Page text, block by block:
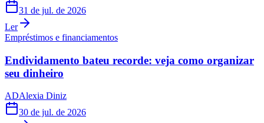
31 de jul. de 2026
Ler
Empréstimos e financiamentos
Endividamento bateu recorde: veja como organizar
seu dinheiro
ADAlexia Diniz
30 de jul. de 2026